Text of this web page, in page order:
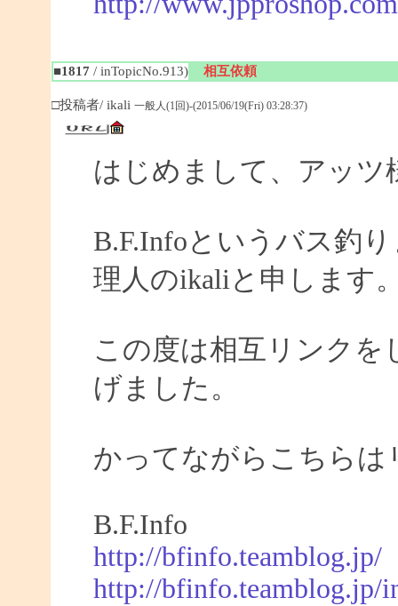
■1817 / inTopicNo.913) 相互依頼
□投稿者/ ikali 一般人(1回)-(2015/06/19(Fri) 03:28:37)
はじめまして、アッツ
B.F.Infoというバス釣
理人のikaliと申します
この度は相互リンクを
げました。
かってながらこちら
B.F.Info
http://bfinfo.teamblog.jp/
http://bfinfo.teamblog.jp/